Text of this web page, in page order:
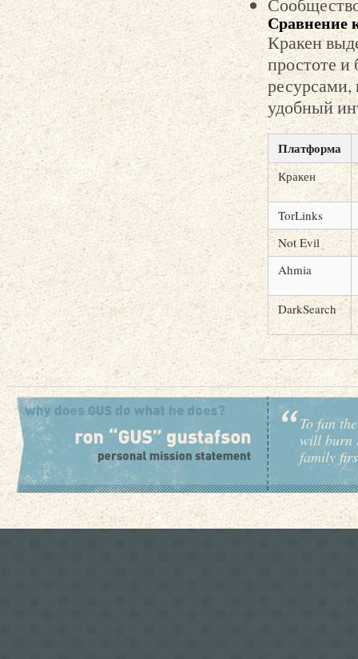
Сравнение
Кракен
простоте и
ресурсами,
удобный
Платформа
Кракен
TorLinks
Not Evil
Ahmia
DarkSearch
To fan
will burn
family